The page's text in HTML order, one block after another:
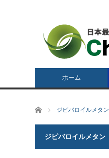
ホーム
ホーム ジピバロイルメタン
ジピバロイルメタン